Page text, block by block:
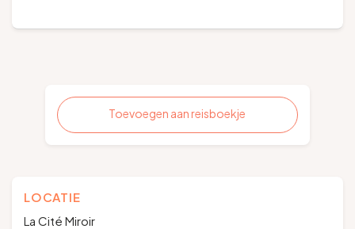
Toevoegen aan reisboekje
LOCATIE
La Cité Miroir